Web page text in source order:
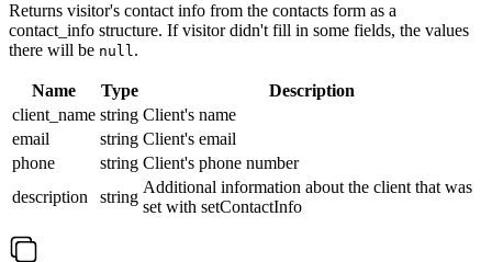
Returns visitor's contact info from the contacts form as a
contact_info structure. If visitor didn't fill in some fields, the values
there will be null.
Name Type
Description
client_name string Client's name
email
string Client's email
phone
string Client's phone number
description
string
Additional information about the client that was
set with setContactInfo